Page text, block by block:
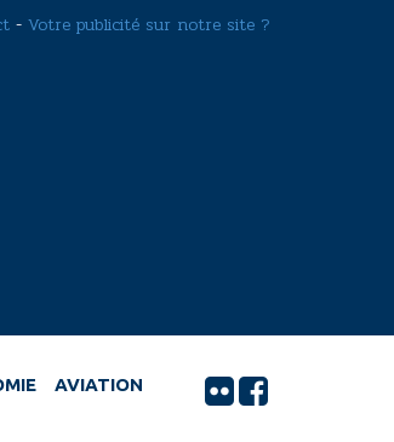
- Votre publicité sur notre site ?
AVIATION